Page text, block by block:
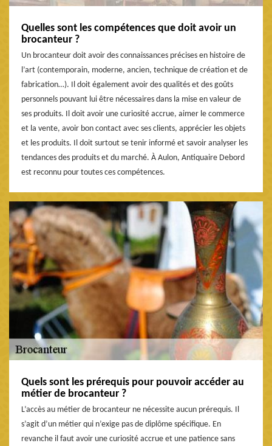
Quelles sont les compétences que doit avoir un
brocanteur ?
Un brocanteur doit avoir des connaissances précises en histoire de
l’art (contemporain, moderne, ancien, technique de création et de
fabrication…). Il doit également avoir des qualités et des goûts
personnels pouvant lui être nécessaires dans la mise en valeur de
ses produits. Il doit avoir une curiosité accrue, aimer le commerce
et la vente, avoir bon contact avec ses clients, apprécier les objets
et les produits. Il doit surtout se tenir informé et savoir analyser les
tendances des produits et du marché. À Aulon, Antiquaire Debord
est reconnu pour toutes ces compétences.
Quels sont les prérequis pour pouvoir accéder au
métier de brocanteur ?
L’accès au métier de brocanteur ne nécessite aucun prérequis. Il
s’agit d’un métier qui n’exige pas de diplôme spécifique. En
revanche il faut avoir une curiosité accrue et une patience sans